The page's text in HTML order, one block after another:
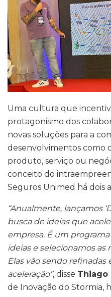
Uma cultura que
protagonismo dos
novas soluções para a
desenvolvimentos como
produto, serviço ou
conceito do
Seguros Unimed há dois
“Anualmente, lançamos
busca de ideias que
empresa. É um
ideias e selecionamos as
Elas vão sendo refinadas
aceleração”, disse Thiago
de Inovação do Stormia,